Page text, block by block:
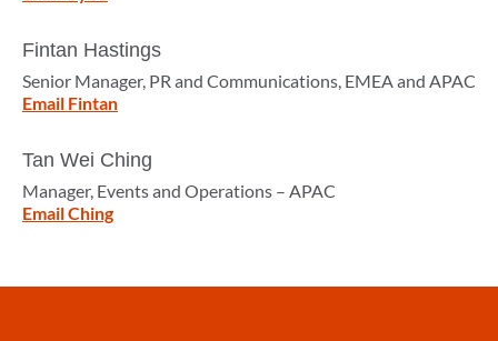
Fintan Hastings
Senior Manager, PR and Communications, EMEA and APAC
Email Fintan
Tan Wei Ching
Manager, Events and Operations – APAC
Email Ching